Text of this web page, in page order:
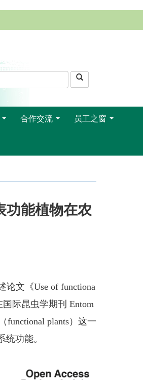
合作交流 员工之窗
功能植物在农
文《Use of functiona
国际昆虫学期刊 Entom
functional plants）这一
功能。